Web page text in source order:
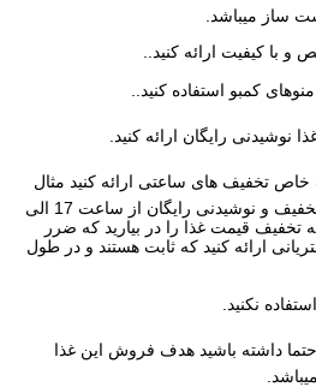
ساز میباشد.
با کیفیت ارائه کنید..
کمبو استفاده کنید..
نوشیدنی رایگان ارائه کنید.
تخفيف های ساعتی ارائه کنید مثال
روز سه شنبه پیتزا با 40درصد تخفیف و نوشیدنی رایگان از ساعت 17 الی
تخفیف قیمت غذا را در بیارید که ضرر
ارائه کنید که ثابت هستند و در طول
نکنید.
داشته باشید هدف فروش این غذا